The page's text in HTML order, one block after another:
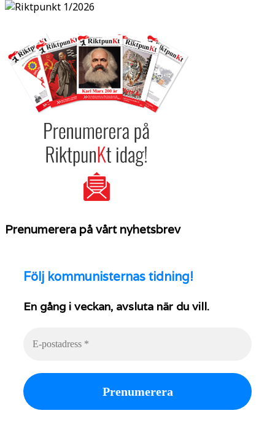
Prenumerera på vårt nyhetsbrev
Följ kommunisternas tidning!
En gång i veckan, avsluta när du vill.